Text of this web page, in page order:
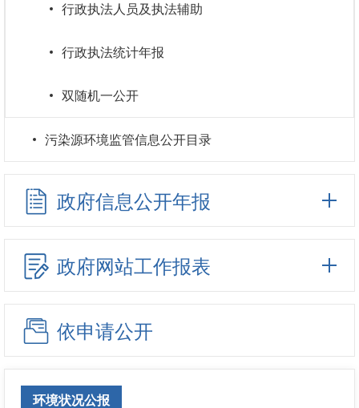
行政执法人员及执法辅助
行政执法统计年报
双随机一公开
污染源环境监管信息公开目录
政府信息公开年报
政府网站工作报表
依申请公开
环境状况公报